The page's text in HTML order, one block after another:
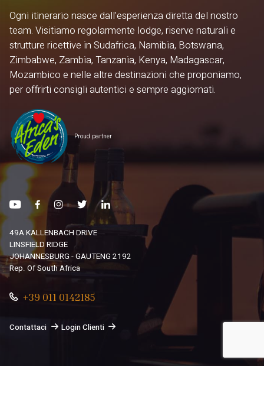
Ogni itinerario nasce dall'esperienza diretta del nostro
team. Visitiamo regolarmente lodge, riserve naturali e
strutture ricettive in Sudafrica, Namibia, Botswana,
Zimbabwe, Zambia, Tanzania, Kenya, Madagascar,
Mozambico e nelle altre destinazioni che proponiamo,
per offrirti consigli autentici e sempre aggiornati.
Proud partner
49A KALLENBACH DRIVE
LINSFIELD RIDGE
JOHANNESBURG - GAUTENG 2192
Rep. Of South Africa
+39 011 0142185
Contattaci Login Clienti